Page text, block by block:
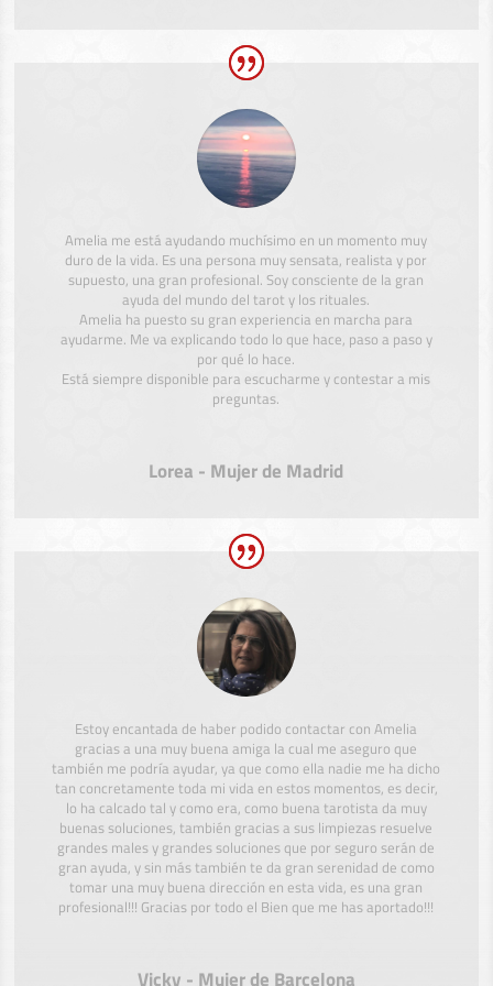
Amelia me está ayudando muchísimo en un momento muy
duro de la vida. Es una persona muy sensata, realista y por
supuesto, una gran profesional. Soy consciente de la gran
ayuda del mundo del tarot y los rituales.
Amelia ha puesto su gran experiencia en marcha para
ayudarme. Me va explicando todo lo que hace, paso a paso y
por qué lo hace.
Está siempre disponible para escucharme y contestar a mis
preguntas.
Lorea - Mujer de Madrid
Estoy encantada de haber podido contactar con Amelia
gracias a una muy buena amiga la cual me aseguro que
también me podría ayudar, ya que como ella nadie me ha dicho
tan concretamente toda mi vida en estos momentos, es decir,
lo ha calcado tal y como era, como buena tarotista da muy
buenas soluciones, también gracias a sus limpiezas resuelve
grandes males y grandes soluciones que por seguro serán de
gran ayuda, y sin más también te da gran serenidad de como
tomar una muy buena dirección en esta vida, es una gran
profesional!!! Gracias por todo el Bien que me has aportado!!!
Vicky - Mujer de Barcelona